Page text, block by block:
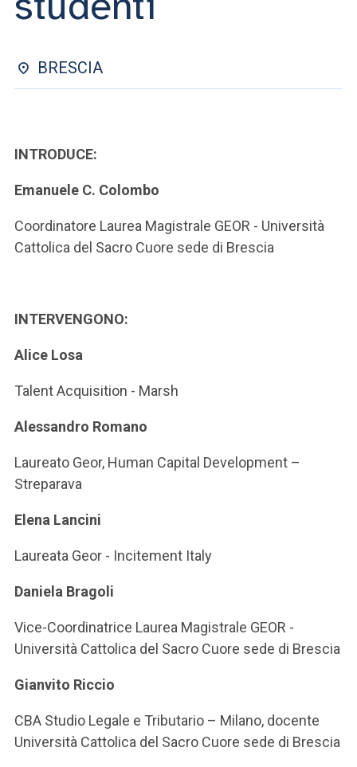
ACCEDI A CLOUDMAIL
BRESCIA
INTRODUCE:
Emanuele C. Colombo
Coordinatore Laurea Magistrale GEOR - Università
Cattolica del Sacro Cuore sede di Brescia
INTERVENGONO:
Alice Losa
Talent Acquisition - Marsh
Alessandro Romano
Laureato Geor, Human Capital Development –
Streparava
Elena Lancini
Laureata Geor - Incitement Italy
Daniela Bragoli
Vice-Coordinatrice Laurea Magistrale GEOR -
Università Cattolica del Sacro Cuore sede di Brescia
Gianvito Riccio
CBA Studio Legale e Tributario – Milano, docente
Università Cattolica del Sacro Cuore sede di Brescia